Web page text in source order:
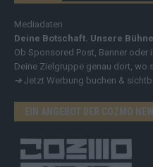
Mediadaten
Deine Botschaft. Unsere Bühne.
Ob Sponsored Post, Banner
Deine Zielgruppe genau dort, wo
➔ Jetzt Werbung buchen &
EIN ANGEBOT DER COZMO